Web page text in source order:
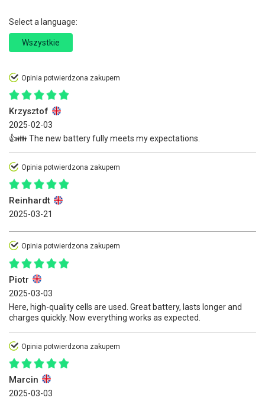
Select a language:
Wszystkie
Opinia potwierdzona zakupem
Krzysztof
2025-02-03
👍👪 The new battery fully meets my expectations.
Opinia potwierdzona zakupem
Reinhardt
2025-03-21
Opinia potwierdzona zakupem
Piotr
2025-03-03
Here, high-quality cells are used. Great battery, lasts longer and
charges quickly. Now everything works as expected.
Opinia potwierdzona zakupem
Marcin
2025-03-03